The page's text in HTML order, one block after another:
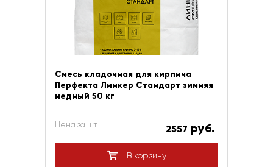
Смесь кладочная для кирпича
Перфекта Линкер Стандарт зимняя
медный 50 кг
Цена за шт 2557 руб.
В корзину